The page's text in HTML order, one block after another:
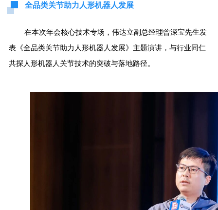
全品类关节助力人形机器人发展
在本次年会核心技术专场，伟达立副总经理曾深宝先生发
表《全品类关节助力人形机器人发展》主题演讲，与行业同仁
共探人形机器人关节技术的突破与落地路径。